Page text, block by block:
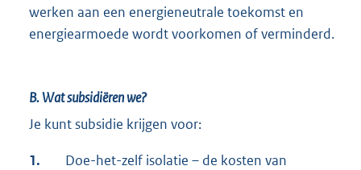
werken aan een energieneutrale toekomst en
energiearmoede wordt voorkomen of verminderd.
B. Wat subsidiëren we?
Je kunt subsidie krijgen voor:
1.
Doe-het-zelf isolatie – de kosten van